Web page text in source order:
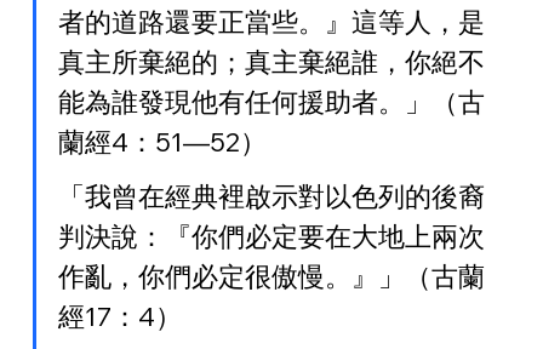
者的道路還要正當些。』這等人，是
真主所棄絕的；真主棄絕誰，你絕不
能為誰發現他有任何援助者。」（古
蘭經4：51—52）
「我曾在經典裡啟示對以色列的後裔
判決說：『你們必定要在大地上兩次
作亂，你們必定很傲慢。』」（古蘭
經17：4）